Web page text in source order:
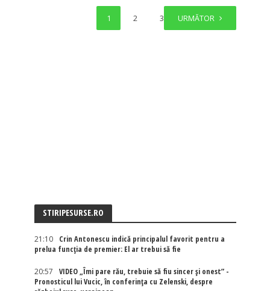
1 2 3 URMĂTOR
STIRIPESURSE.RO
21:10
Crin Antonescu indică principalul favorit pentru a
prelua funcția de premier: El ar trebui să fie
20:57
VIDEO „Îmi pare rău, trebuie să fiu sincer și onest” -
Pronosticul lui Vucic, în conferința cu Zelenski, despre